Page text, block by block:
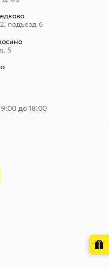
подъезд 6
5
9:00 до 18:00